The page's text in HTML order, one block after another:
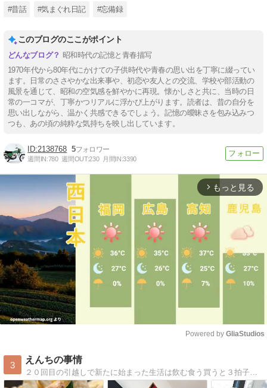
#昔話 #気まぐれ日記 #忘備録
このブログのここがポイント
昭和時代の記憶と青春描写
1970年代から80年代にかけての子供時代や青春の思い出を丁寧に綴ってい
ます。日常のささやかな出来事や、初恋や友人との交流、学校や部活動の
風景を通じて、昭和の空気感を鮮やかに再現。懐かしさと共に、当時の日
常の一コマが、丁寧かつリアルに浮かび上がります。読者は、昔の自分を
思い出しながら、温かく共感できるでしょう。記憶の曖昧さを包み込みつ
つも、あの頃の純粋な気持ちを映し出しています。
2138768 5
週間IN:780 週間OUT:230 月間IN:3390
arrow_forward_ios もっと見る
Powered by GliaStudios
3
えんちの事情